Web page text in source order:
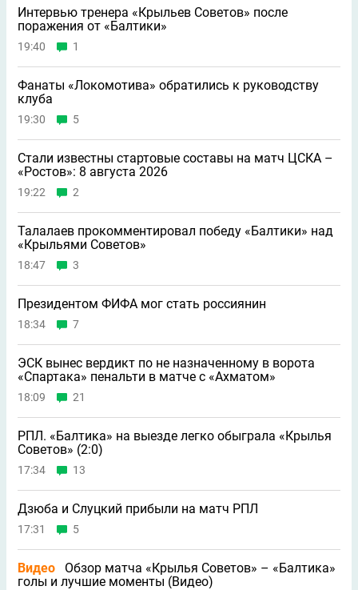
Интервью тренера «Крыльев Советов» после
поражения от «Балтики»
19:40 1
Фанаты «Локомотива» обратились к руководству
клуба
19:30 5
Стали известны стартовые составы на матч ЦСКА –
«Ростов»: 8 августа 2026
19:22 2
Талалаев прокомментировал победу «Балтики» над
«Крыльями Советов»
18:47 3
Президентом ФИФА мог стать россиянин
18:34 7
ЭСК вынес вердикт по не назначенному в ворота
«Спартака» пенальти в матче с «Ахматом»
18:09 21
РПЛ. «Балтика» на выезде легко обыграла «Крылья
Советов» (2:0)
17:34 13
Дзюба и Слуцкий прибыли на матч РПЛ
17:31 5
Видео
Обзор матча «Крылья Советов» – «Балтика»
голы и лучшие моменты (Видео)